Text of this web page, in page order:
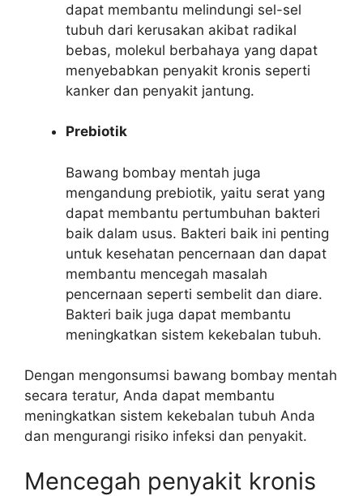
dapat membantu melindungi sel-sel
tubuh dari kerusakan akibat radikal
bebas, molekul berbahaya yang dapat
menyebabkan penyakit kronis seperti
kanker dan penyakit jantung.
Prebiotik
Bawang bombay mentah juga
mengandung prebiotik, yaitu serat yang
dapat membantu pertumbuhan bakteri
baik dalam usus. Bakteri baik ini penting
untuk kesehatan pencernaan dan dapat
membantu mencegah masalah
pencernaan seperti sembelit dan diare.
Bakteri baik juga dapat membantu
meningkatkan sistem kekebalan tubuh.
Dengan mengonsumsi bawang bombay mentah
secara teratur, Anda dapat membantu
meningkatkan sistem kekebalan tubuh Anda
dan mengurangi risiko infeksi dan penyakit.
Mencegah penyakit kronis